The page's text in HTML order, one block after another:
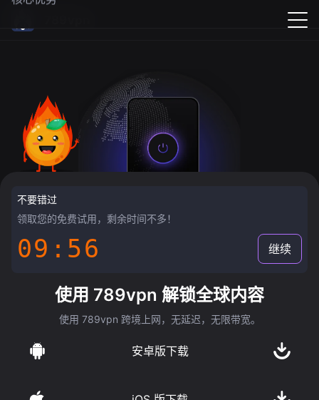
不要错过
领取您的免费试用，剩余时间不多！
09:55 继续
使用 789vpn 解锁全球内容
使用 789vpn 跨境上网，无延迟，无限带宽。
安卓版下载